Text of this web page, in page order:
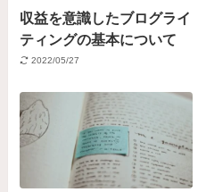
収益を意識したブログライ
ティングの基本について
2022/05/27